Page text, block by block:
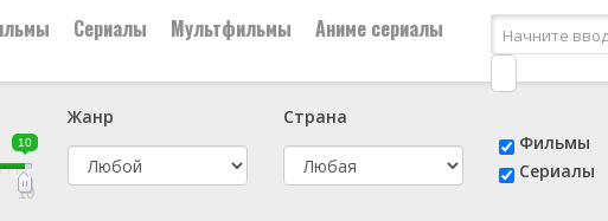
👨‍✈️ Военный
🕵️‍♂️ Детектив
Сериалы Мультфильмы Аниме сериалы
10
10
Жанр
Страна
Фильмы
Сериалы